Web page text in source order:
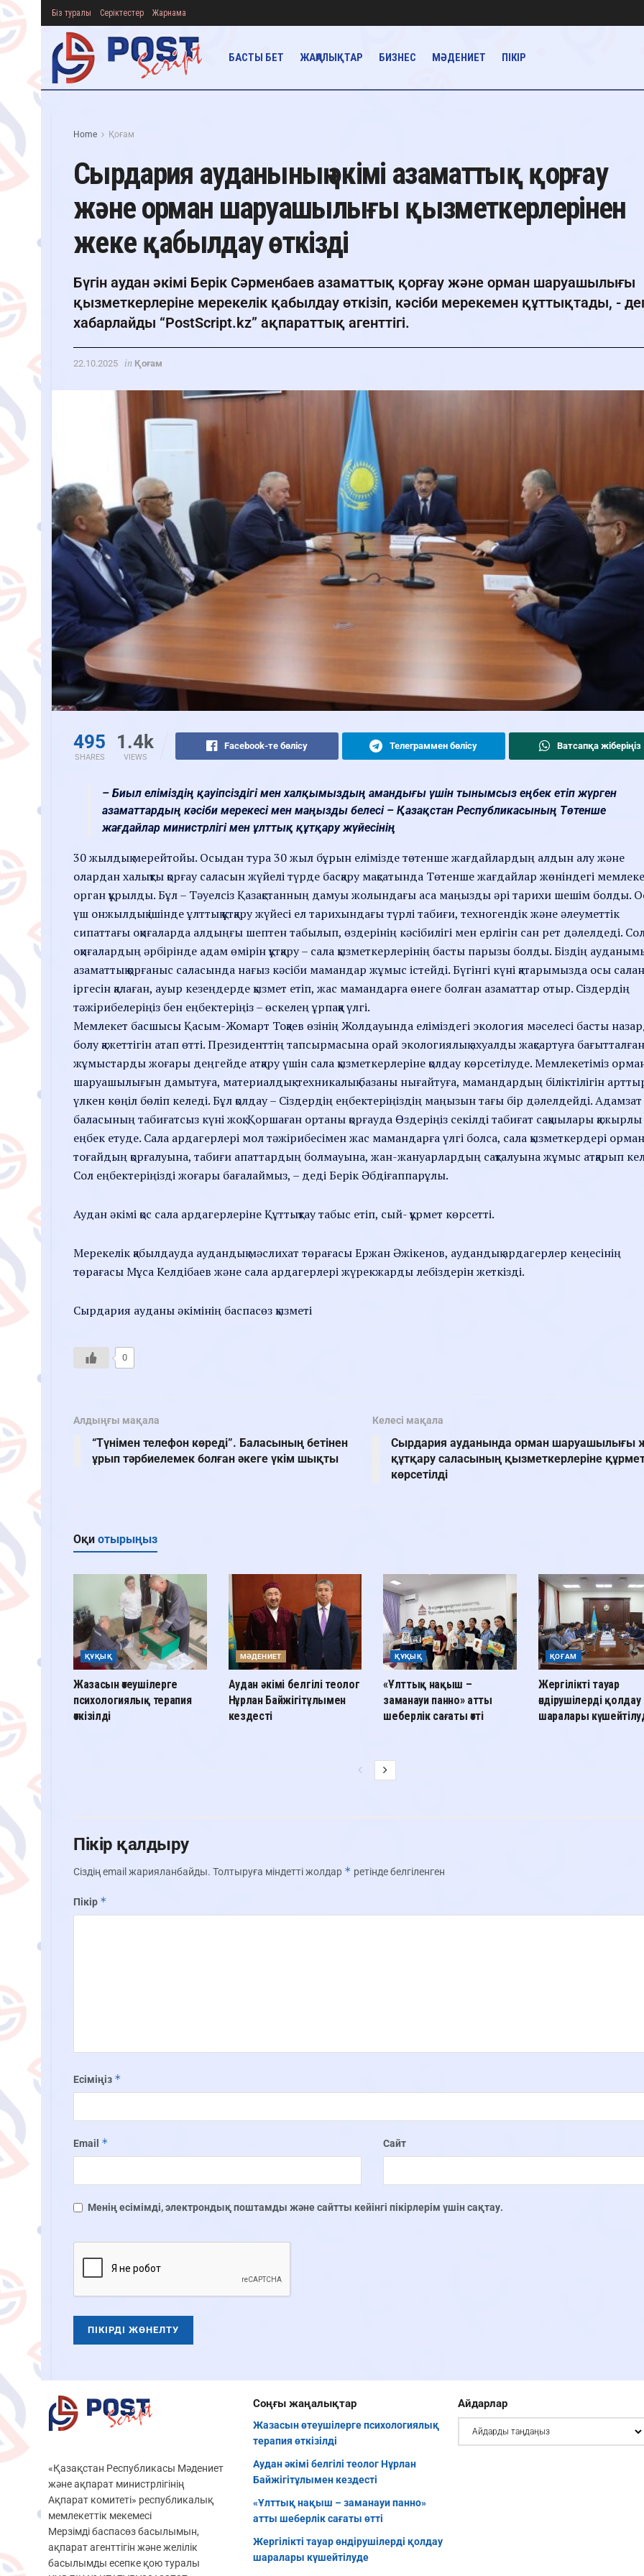
Біз туралы Серіктестер Жарнама
БАСТЫ БЕТ ЖАҢАЛЫҚТАР БИЗНЕС МӘДЕНИЕТ ПІКІР
Home Қоғам
Сырдария ауданының әкімі азаматтық қорғау
және орман шаруашылығы қызметкерлерінен
жеке қабылдау өткізді
Бүгін аудан әкімі Берік Сәрменбаев азаматтық қорғау және орман шаруашылығы
қызметкерлеріне мерекелік қабылдау өткізіп, кәсіби мерекемен құттықтады, -
хабарлайды “PostScript.kz” ақпараттық агенттігі.
22.10.2025 in Қоғам
495
SHARES
1.4k
VIEWS
Facebook-те бөлісу Телеграммен бөлісу Ватсапқа жіберіңіз
– Биыл еліміздің қауіпсіздігі мен халқымыздың амандығы үшін тынымсыз еңбек етіп жүрген
азаматтардың кәсіби мерекесі мен маңызды белесі – Қазақстан Республикасының Төтенше
жағдайлар министрлігі мен ұлттық құтқару жүйесінің
30 жылдық мерейтойы. Осыдан тура 30 жыл бұрын елімізде төтенше жағдайлардың алдын алу және
олардан халықты қорғау саласын жүйелі түрде басқару мақсатында Төтенше жағдайлар жөніндегі
орган құрылды. Бұл – Тәуелсіз Қазақстанның дамуы жолындағы аса маңызды әрі тарихи шешім болды.
үш онжылдық ішінде ұлттық құтқару жүйесі ел тарихындағы түрлі табиғи, техногендік және әлеуметтік
сипаттағы оқиғаларда алдыңғы шептен табылып, өздерінің кәсібилігі мен ерлігін сан рет дәлелдеді.
оқиғалардың әрбірінде адам өмірін құтқару – сала қызметкерлерінің басты парызы болды. Біздің
азаматтық қорғаныс саласында нағыз кәсіби мамандар жұмыс істейді. Бүгінгі күні қатарымызда осы
іргесін қалаған, ауыр кезеңдерде қызмет етіп, жас мамандарға өнеге болған азаматтар отыр. Сіздердің
тәжірибелеріңіз бен еңбектеріңіз – өскелең ұрпаққа үлгі.
Мемлекет басшысы Қасым-Жомарт Тоқаев өзінің Жолдауында еліміздегі экология мәселесі басты
болу қажеттігін атап өтті. Президенттің тапсырмасына орай экологиялық ахуалды жақсартуға бағытталған
жұмыстарды жоғары деңгейде атқару үшін сала қызметкерлеріне қолдау көрсетілуде. Мемлекетіміз
шаруашылығын дамытуға, материалдық-техникалық базаны нығайтуға, мамандардың біліктілігін
үлкен көңіл бөліп келеді. Бұл қолдау – Сіздердің еңбектеріңіздің маңызын тағы бір дәлелдейді. Адамзат
баласының табиғатсыз күні жоқ. Қоршаған ортаны қорғауда Өздеріңіз секілді табиғат сақшылары қажырлы
еңбек етуде. Сала ардагерлері мол тәжірибесімен жас мамандарға үлгі болса, сала қызметкердері
тоғайдың қорғалуына, табиғи апаттардың болмауына, жан-жануарлардың сақталуына жұмыс атқарып
Сол еңбектеріңізді жоғары бағалаймыз, – деді Берік Әбдіғаппарұлы.
Аудан әкімі қос сала ардагерлеріне Құттықтау табыс етіп, сый- құрмет көрсетті.
Мерекелік қабылдауда аудандық мәслихат төрағасы Ержан Әжікенов, аудандық ардагерлер кеңесінің
төрағасы Мұса Келдібаев және сала ардагерлері жүрекжарды лебіздерін жеткізді.
Сырдария ауданы әкімінің баспасөз қызметі
0
Алдыңғы мақала
“Түнімен телефон көреді”. Баласының бетінен
ұрып тәрбиелемек болған әкеге үкім шықты
Келесі мақала
Сырдария ауданында орман шаруашылығы
құтқару саласының қызметкерлеріне
көрсетілді
Оқи отырыңыз
ҚҰҚЫҚ
Жазасын өтеушілерге
психологиялық терапия
өткізілді
МӘДЕНИЕТ
Аудан әкімі белгілі теолог
Нұрлан Байжігітұлымен
кездесті
ҚҰҚЫҚ
«Ұлттық нақыш –
заманауи панно» атты
шеберлік сағаты өтті
ҚОҒАМ
Жергілікті тауар
өндірушілерді қолдау
шаралары
Пікір қалдыру
Сіздің email жарияланбайды. Толтыруға міндетті жолдар * ретінде белгіленген
Пікір *
Есіміңіз *
Email * Сайт
Менің есімімді, электрондық поштамды және сайтты кейінгі пікірлерім үшін сақтау.
«Қазақстан Республикасы Мәдениет
және ақпарат министрлігінің
Ақпарат комитеті» республикалық
мемлекеттік мекемесі
Мерзімді баспасөз басылымын,
ақпарат агенттігін және желілік
басылымды есепке қою туралы
Соңғы жаңалықтар
Жазасын өтеушілерге психологиялық
терапия өткізілді
Аудан әкімі белгілі теолог Нұрлан
Байжігітұлымен кездесті
«Ұлттық нақыш – заманауи панно»
атты шеберлік сағаты өтті
Жергілікті тауар өндірушілерді қолдау
шаралары күшейтілуде
Айдарлар